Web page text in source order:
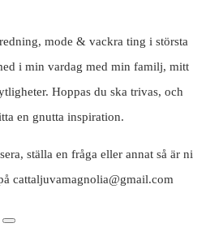
mode & vackra ting i största
i min vardag med min familj, mitt
Hoppas du ska trivas, och
en gnutta inspiration.
ställa en fråga eller annat så är ni
cattaljuvamagnolia@gmail.com